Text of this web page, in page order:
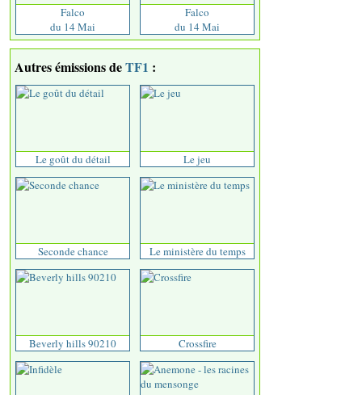
Falco
du 14 Mai
Falco
du 14 Mai
Autres émissions deTF1 :
Le goût du détail Le jeu
Seconde chance Le ministère du temps
Beverly hills 90210 Crossfire